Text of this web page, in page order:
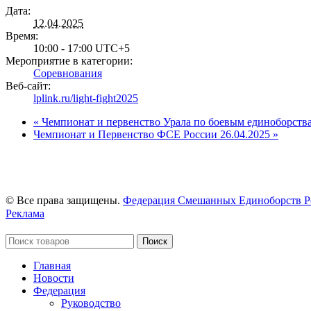
Дата:
12.04.2025
Время:
10:00 - 17:00 UTC+5
Мероприятие в категории:
Соревнования
Веб-сайт:
lplink.ru/light-fight2025
« Чемпионат и первенство Урала по боевым
Чемпионат и Первенство ФСЕ России 26.04.2025 »
© Все права защищены. Федерация Смешанных Единоборств
Реклама
Поиск
Главная
Новости
Федерация
Руководство